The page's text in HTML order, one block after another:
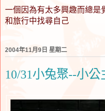
一個因為有太多興趣而總是
和旅行中找尋自己
2004年11月9日 星期二
10/31小兔聚--小公